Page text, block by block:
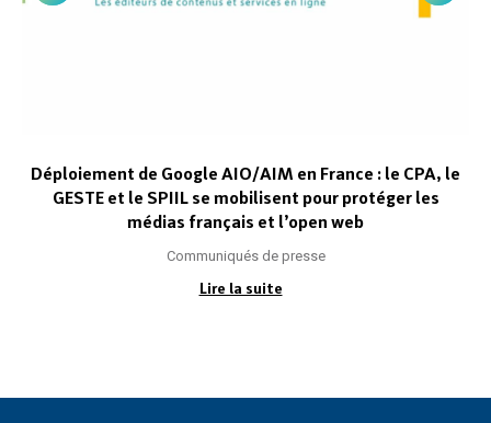
Déploiement de Google AIO/AIM en France : le CPA, le
GESTE et le SPIIL se mobilisent pour protéger les
médias français et l’open web
Communiqués de presse
Lire la suite